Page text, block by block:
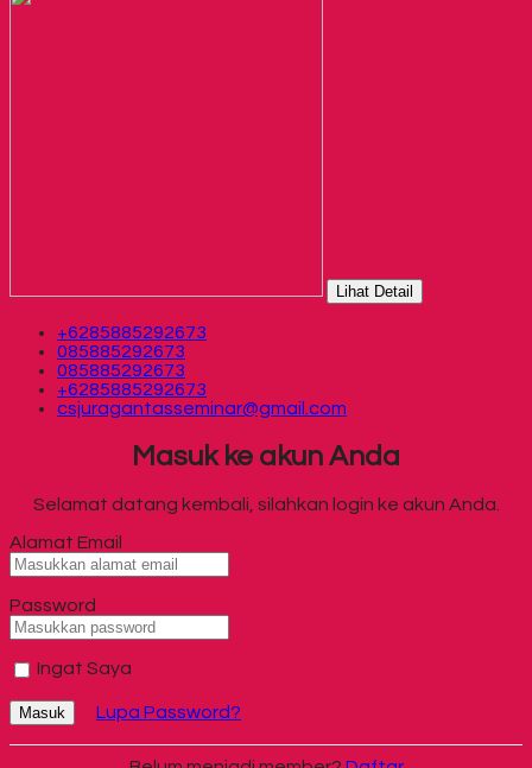
Lihat Detail
+6285885292673
085885292673
085885292673
+6285885292673
csjuragantasseminar@gmail.com
Masuk ke akun Anda
Selamat datang kembali, silahkan login ke akun Anda.
Alamat Email
Password
Ingat Saya
Masuk Lupa Password?